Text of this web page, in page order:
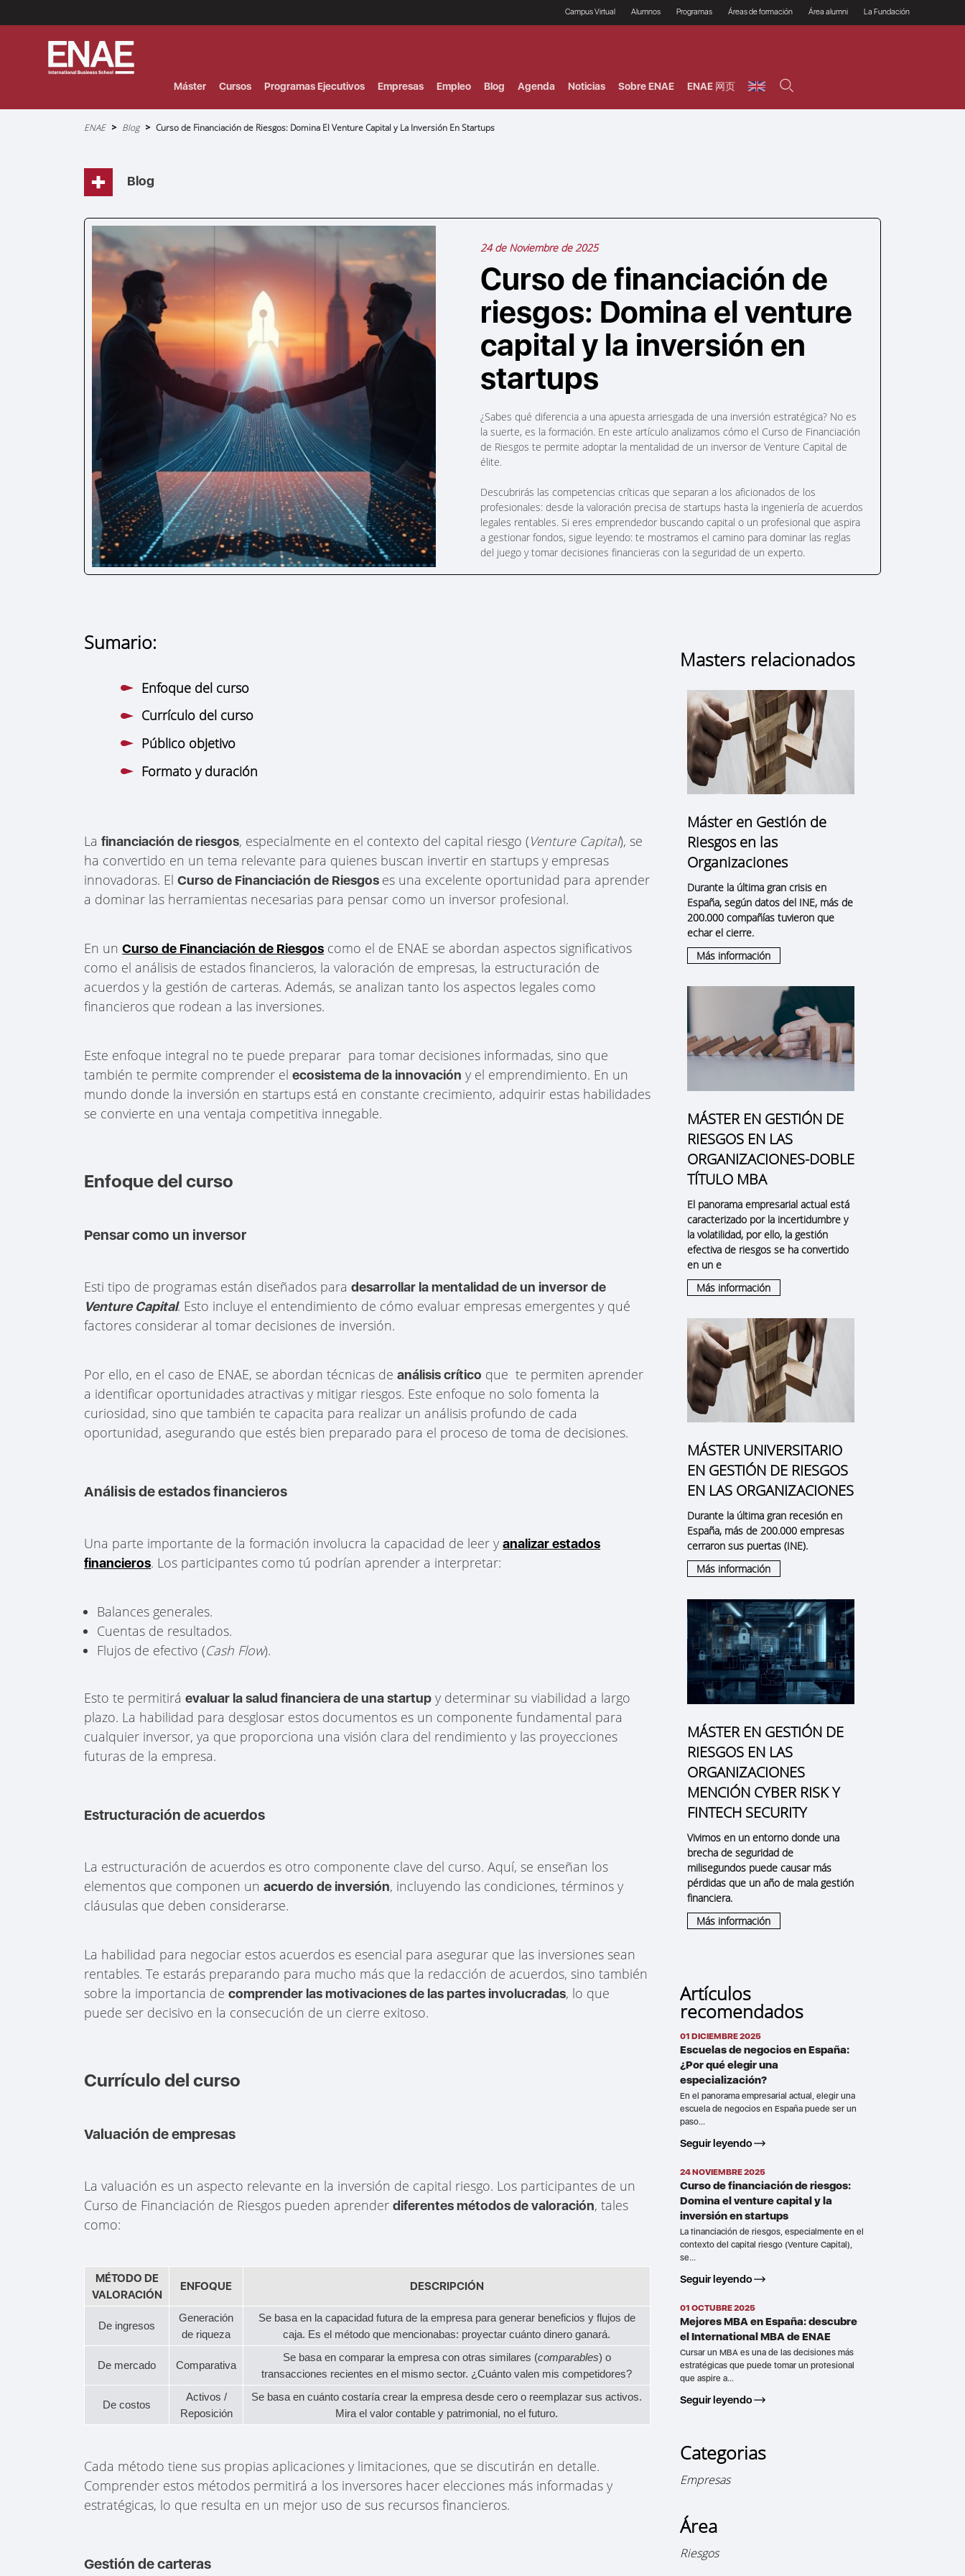
Campus Virtual Alumnos
Prácticas en empresas
Programas
Programas Ejecutivos
Áreas de formación
Riesgos
Área alumni La Fundación
Máster Cursos Programas Ejecutivos Empresas Empleo Blog Agenda Noticias Sobre ENAE ENAE 网页
Sobrescribir
la
navegación
ENAE Blog Curso de Financiación de Riesgos: Domina El Venture Capital y La Inversión En Startups
Blog
24 de Noviembre de 2025
Curso de financiación de
riesgos: Domina el venture
capital y la inversión en
startups
¿Sabes qué diferencia a una apuesta arriesgada de una inversión estratégica? No es
la suerte, es la formación. En este artículo analizamos cómo el Curso de Financiación
de Riesgos te permite adoptar la mentalidad de un inversor de Venture Capital de
élite.
Descubrirás las competencias críticas que separan a los aficionados de los
profesionales: desde la valoración precisa de startups hasta la ingeniería de acuerdos
legales rentables. Si eres emprendedor buscando capital o un profesional que aspira
a gestionar fondos, sigue leyendo: te mostramos el camino para dominar las reglas
del juego y tomar decisiones financieras con la seguridad de un experto.
Sumario:
Enfoque del curso
Currículo del curso
Público objetivo
Formato y duración
Lafinanciación de riesgos, especialmente en el contexto del capital riesgo (Venture Capital), se
ha convertido en un tema relevante para quienes buscan invertir en startups y empresas
innovadoras. ElCurso de Financiación de Riesgos es una excelente oportunidad para aprender
a dominar las herramientas necesarias para pensar como un inversor profesional.
En unCurso de Financiación de Riesgos como el de ENAE se abordan aspectos significativos
como el análisis de estados financieros, la valoración de empresas, la estructuración de
acuerdos y la gestión de carteras. Además, se analizan tanto los aspectos legales como
financieros que rodean a las inversiones.
Este enfoque integral no te puede preparar para tomar decisiones informadas, sino que
también te permite comprender elecosistema de la innovación y el emprendimiento. En un
mundo donde la inversión en startups está en constante crecimiento, adquirir estas habilidades
se convierte en una ventaja competitiva innegable.
Enfoque del curso
Pensar como un inversor
Esti tipo de programas están diseñados paradesarrollar la mentalidad de un inversor de
Venture Capital. Esto incluye el entendimiento de cómo evaluar empresas emergentes y qué
factores considerar al tomar decisiones de inversión.
Por ello, en el caso de ENAE, se abordan técnicas deanálisis crítico que te permiten aprender
a identificar oportunidades atractivas y mitigar riesgos. Este enfoque no solo fomenta la
curiosidad, sino que también te capacita para realizar un análisis profundo de cada
oportunidad, asegurando que estés bien preparado para el proceso de toma de decisiones.
Análisis de estados financieros
Una parte importante de la formación involucra la capacidad de leer yanalizar estados
financieros. Los participantes como tú podrían aprender a interpretar:
Balances generales.
Cuentas de resultados.
Flujos de efectivo (Cash Flow).
Esto te permitiráevaluar la salud financiera de una startup y determinar su viabilidad a largo
plazo. La habilidad para desglosar estos documentos es un componente fundamental para
cualquier inversor, ya que proporciona una visión clara del rendimiento y las proyecciones
futuras de la empresa.
Estructuración de acuerdos
La estructuración de acuerdos es otro componente clave del curso. Aquí, se enseñan los
elementos que componen unacuerdo de inversión, incluyendo las condiciones, términos y
cláusulas que deben considerarse.
La habilidad para negociar estos acuerdos es esencial para asegurar que las inversiones sean
rentables. Te estarás preparando para mucho más que la redacción de acuerdos, sino también
sobre la importancia decomprender las motivaciones de las partes involucradas, lo que
puede ser decisivo en la consecución de un cierre exitoso.
Currículo del curso
Valuación de empresas
La valuación es un aspecto relevante en la inversión de capital riesgo. Los participantes de un
Curso de Financiación de Riesgos pueden aprenderdiferentes métodos de valoración, tales
como:
MÉTODO DE
VALORACIÓN
ENFOQUE DESCRIPCIÓN
De ingresos
Generación
de riqueza
Se basa en la capacidad futura de la empresa para generar beneficios y flujos de
caja. Es el método que mencionabas: proyectar cuánto dinero ganará.
De mercado Comparativa
Se basa en comparar la empresa con otras similares (comparables) o
transacciones recientes en el mismo sector. ¿Cuánto valen mis competidores?
De costos
Activos /
Reposición
Se basa en cuánto costaría crear la empresa desde cero o reemplazar sus activos.
Mira el valor contable y patrimonial, no el futuro.
Cada método tiene sus propias aplicaciones y limitaciones, que se discutirán en detalle.
Comprender estos métodos permitirá a los inversores hacer elecciones más informadas y
estratégicas, lo que resulta en un mejor uso de sus recursos financieros.
Gestión de carteras
Masters relacionados
Máster en Gestión de
Riesgos en las
Organizaciones
Durante la última gran crisis en
España, según datos del INE, más de
200.000 compañías tuvieron que
echar el cierre.
Más información
MÁSTER EN GESTIÓN DE
RIESGOS EN LAS
ORGANIZACIONES-DOBLE
TÍTULO MBA
El panorama empresarial actual está
caracterizado por la incertidumbre y
la volatilidad, por ello, la gestión
efectiva de riesgosse ha convertido
en un e
Más información
MÁSTER UNIVERSITARIO
EN GESTIÓN DE RIESGOS
EN LAS ORGANIZACIONES
Durante la última gran recesión en
España, más de 200.000 empresas
cerraron sus puertas (INE).
Más información
MÁSTER EN GESTIÓN DE
RIESGOS EN LAS
ORGANIZACIONES
MENCIÓN CYBER RISK Y
FINTECH SECURITY
Vivimos en un entorno donde una
brecha de seguridad de
milisegundos puede causar más
pérdidas que un año de mala gestión
financiera.
Más información
Artículos
recomendados
01 DICIEMBRE 2025
Escuelas de negocios en España:
¿Por qué elegir una
especialización?
En el panorama empresarial actual, elegir una
escuela de negocios en España puede ser un
paso...
Seguir leyendo
24 NOVIEMBRE 2025
Curso de financiación de riesgos:
Domina el venture capital y la
inversión en startups
La financiación de riesgos, especialmente en el
contexto del capital riesgo (Venture Capital),
se...
Seguir leyendo
01 OCTUBRE 2025
Mejores MBA en España: descubre
el International MBA de ENAE
Cursar un MBA es una de las decisiones más
estratégicas que puede tomar un profesional
que aspire a...
Seguir leyendo
Categorias
Empresas
Área
Riesgos